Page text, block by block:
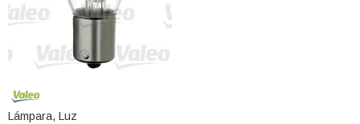
Lámpara, Luz